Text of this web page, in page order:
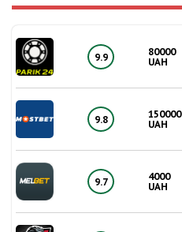
9.9
80000
UAH
9.8
150000
UAH
9.7
4000
UAH